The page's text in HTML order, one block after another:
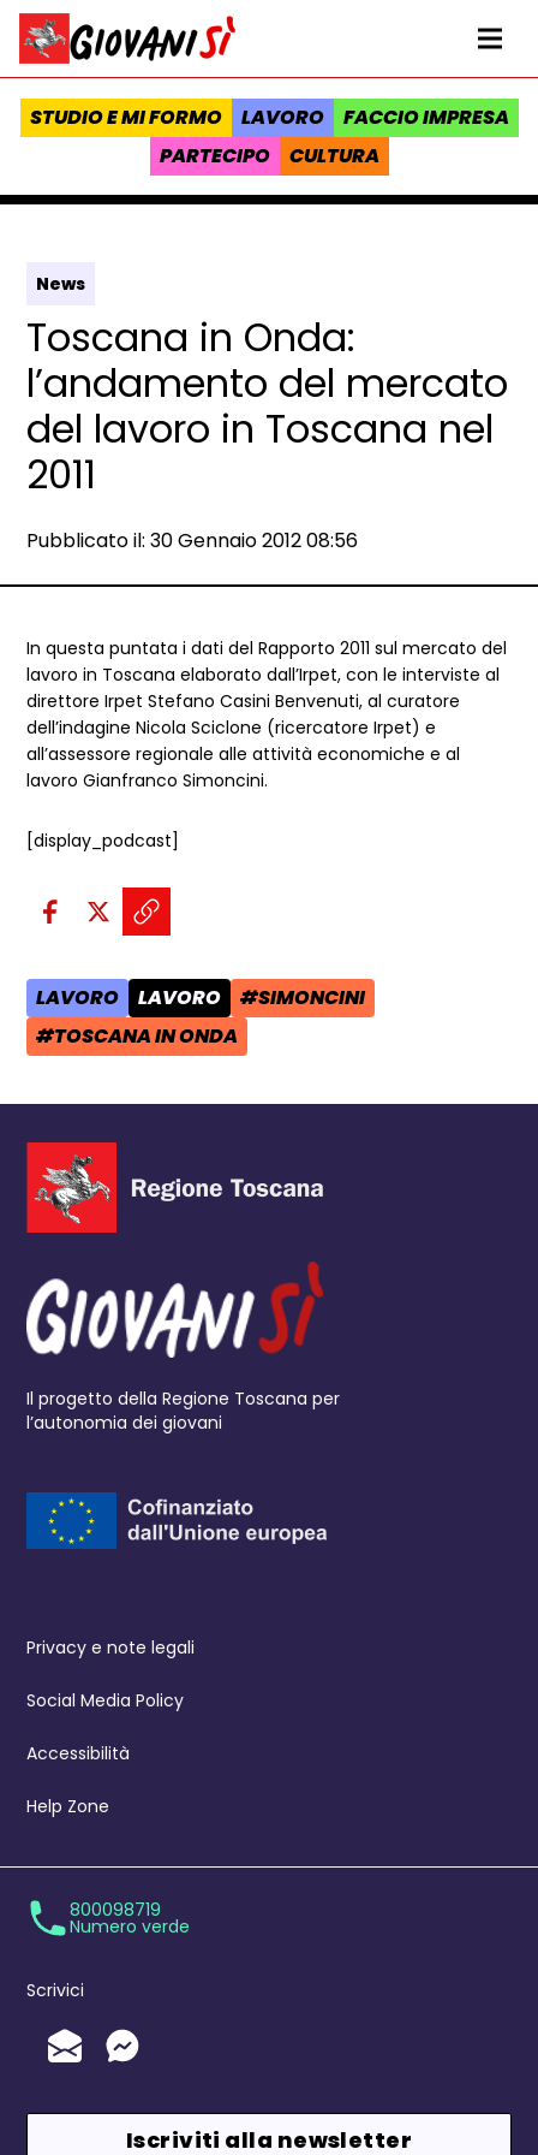
Vai al contenuto
Homepage Giovanisì - Progetto della Regione Toscana
STUDIO E MI FORMO LAVORO
FACCIO IMPRESA
PARTECIPO
CULTURA
News
Toscana in Onda:
l’andamento del mercato
del lavoro in Toscana nel
2011
Data e ora:
Pubblicato il: 30 Gennaio 2012 08:56
Dettagli articolo
In questa puntata i dati del Rapporto 2011 sul mercato del
lavoro in Toscana elaborato dall’Irpet, con le interviste al
direttore Irpet Stefano Casini Benvenuti, al curatore
dell’indagine Nicola Sciclone (ricercatore Irpet) e
all’assessore regionale alle attività economiche e al
lavoro Gianfranco Simoncini.
[display_podcast]
Condividi sui social:
Condividi su Facebook - apre
Condividi su X - apre una
Copia il link e condividi -
AREA TEMATICA:
LAVORO CATEGORIA POST:
LAVORO TAG:
#SIMONCINI
TAG:
#TOSCANA IN ONDA
Il progetto della Regione Toscana per
l’autonomia dei giovani
Privacy e note legali
Social Media Policy
Accessibilità
Help Zone
800098719
Numero verde
Scrivici
Invia un'Email
Messenger
Iscriviti alla newsletter